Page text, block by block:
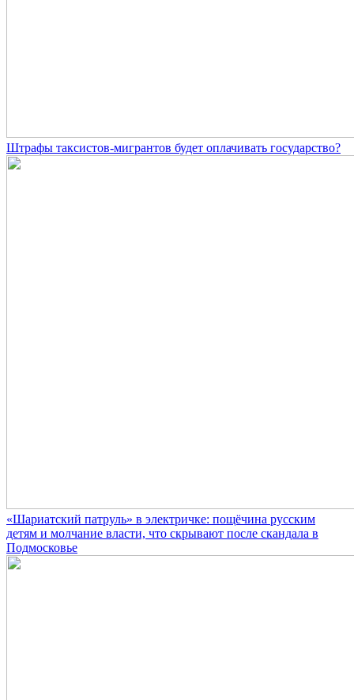
Штрафы таксистов-мигрантов будет оплачивать государство?
«Шариатский патруль» в электричке: пощёчина русским
детям и молчание власти, что скрывают после скандала в
Подмосковье